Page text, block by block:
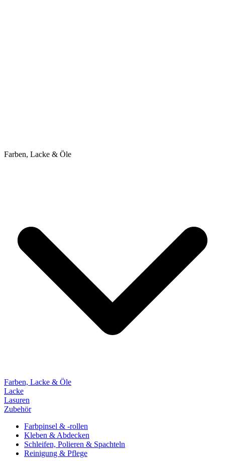
Farben, Lacke & Öle
Farben, Lacke & Öle
Lacke
Lasuren
Zubehör
Farbpinsel & -rollen
Kleben & Abdecken
Schleifen, Polieren & Spachteln
Reinigung & Pflege